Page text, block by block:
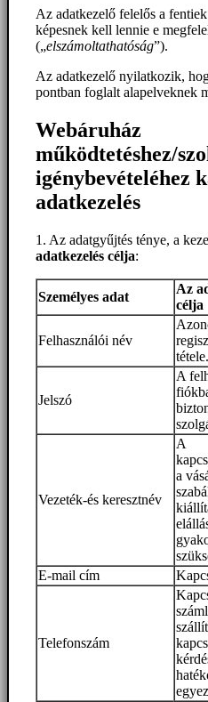
Az adatkezelő felelős a
képesnek kell lennie e
(„elszámoltathatóság”).
Az adatkezelő nyilatkozik,
pontban foglalt alapelveknek
Webáruház
működtetéshez/
igénybevételéhez
adatkezelés
1. Az adatgyűjtés ténye, a
adatkezelés célja:
Személyes adat
Az
célja
Felhasználói név
tétele.
Jelszó
A
Vezeték-és keresztnév
A
a
E-mail cím
Telefonszám